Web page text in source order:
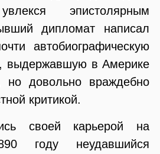
эпистолярным
дипломат написал
автобиографическую
выдержавшую в Америке
но довольно враждебно
критикой.
своей карьерой на
году неудавшийся